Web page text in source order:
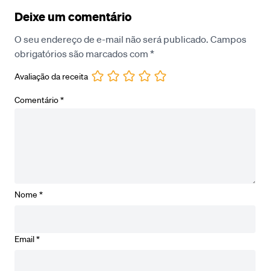
Deixe um comentário
O seu endereço de e-mail não será publicado. Campos
obrigatórios são marcados com *
Avaliação da receita
Comentário*
Nome *
Email*